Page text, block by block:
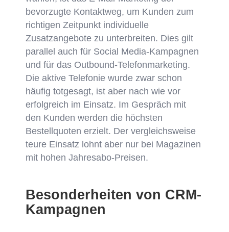
bevorzugte Kontaktweg, um Kunden zum
richtigen Zeitpunkt individuelle
Zusatzangebote zu unterbreiten. Dies gilt
parallel auch für Social Media-Kampagnen
und für das Outbound-Telefonmarketing.
Die aktive Telefonie wurde zwar schon
häufig totgesagt, ist aber nach wie vor
erfolgreich im Einsatz. Im Gespräch mit
den Kunden werden die höchsten
Bestellquoten erzielt. Der vergleichsweise
teure Einsatz lohnt aber nur bei Magazinen
mit hohen Jahresabo-Preisen.
Besonderheiten von CRM-
Kampagnen